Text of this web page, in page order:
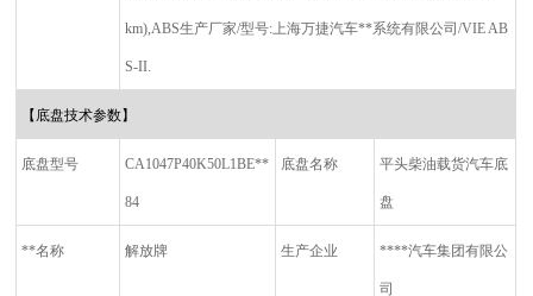
km),ABS生产厂家/型号: 上海万捷汽车**系统有限公司/VIE AB
S-II.
【底盘技术参数】
底盘型号 CA1047P40K50L1BE**
84
底盘名称 平头柴油载货汽车底
盘
**名称 解放牌 生产企业 ****汽车集团有限公
司